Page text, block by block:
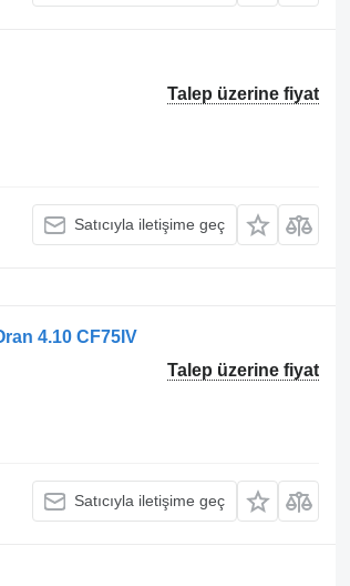
Talep üzerine fiyat
Satıcıyla iletişime geç
4.10 CF75IV
Talep üzerine fiyat
Satıcıyla iletişime geç